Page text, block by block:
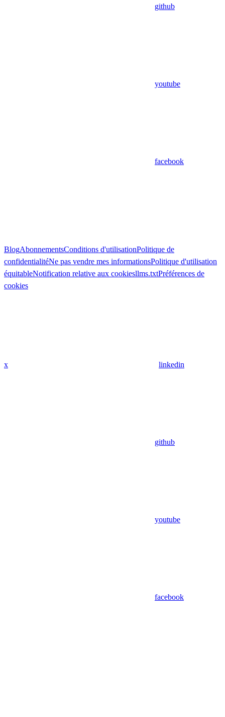
github
youtube
facebook
BlogAbonnementsConditions d'utilisationPolitique de
confidentialitéNe pas vendre mes informationsPolitique d'utilisation
équitableNotification relative aux cookiesllms.txtPréférences de
cookies
x linkedin
github
youtube
facebook